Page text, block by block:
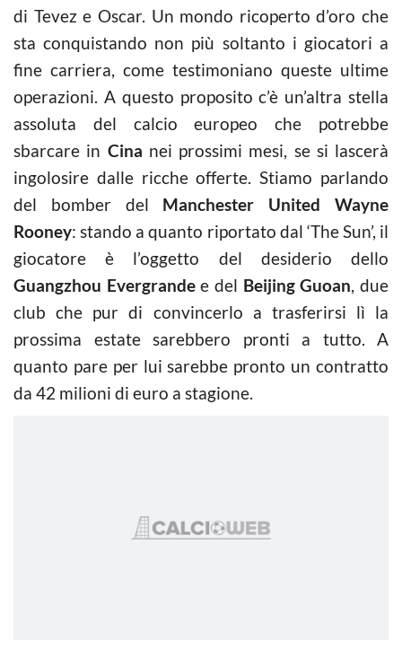
di Tevez e Oscar. Un mondo ricoperto d’oro che
sta conquistando non più soltanto i giocatori a
fine carriera, come testimoniano queste ultime
operazioni. A questo proposito c’è un’altra stella
assoluta del calcio europeo che potrebbe
sbarcare in Cina nei prossimi mesi, se si lascerà
ingolosire dalle ricche offerte. Stiamo parlando
del bomber del Manchester United Wayne
Rooney: stando a quanto riportato dal ‘The Sun’, il
giocatore è l’oggetto del desiderio dello
Guangzhou Evergrandee del Beijing Guoan, due
club che pur di convincerlo a trasferirsi lì la
prossima estate sarebbero pronti a tutto. A
quanto pare per lui sarebbe pronto un contratto
da 42 milioni di euro a stagione.